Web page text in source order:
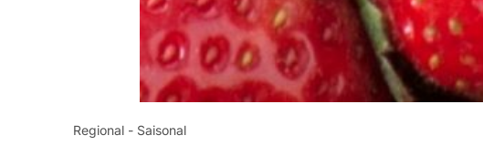
Regional - Saisonal